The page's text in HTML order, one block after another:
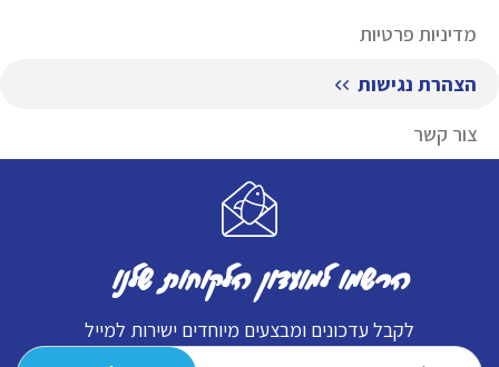
מדיניות פרטיות
הצהרת נגישות
צור קשר
הרשמו למועדון הלקוחות שלנו
לקבל עדכונים ומבצעים מיוחדים ישירות למייל